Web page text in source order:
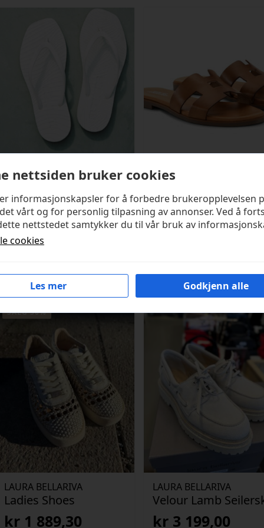
SLEEPERS
Tapered White
kr499,00
SHOE BIZ COPENHAGEN
Seattle Sandal
kr1 399,00
SALG 30%
LAURA BELLARIVA
Ladies Shoes
kr 1 889,30
LAURA BELLARIVA
Velour Lamb
kr 3 199,00
nettsiden bruker cookies
informasjonskapsler for å forbedre brukeropplevelsen
vårt og for personlig tilpasning av annonser. Ved å
nettstedet samtykker du til vår bruk av
cookies
Les mer Godkjenn alle